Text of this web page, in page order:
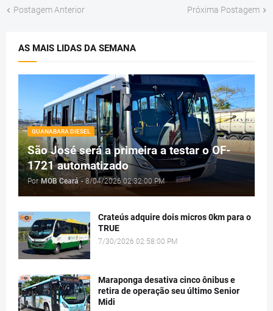
Postagem Anterior Próxima Postagem
AS MAIS LIDAS DA SEMANA
GUANABARA DIESEL
São José será a primeira a testar o OF-
1721 automatizado
Por MOB Ceará - 8/04/2026 02:32:00 PM
Crateús adquire dois micros 0km para o
TRUE
7/30/2026 02:58:00 PM
Maraponga desativa cinco ônibus e
retira de operação seu último Senior
Midi